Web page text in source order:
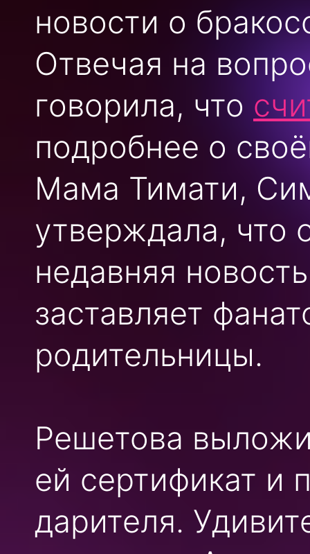
новости о
Отвечая на
говорила, что
подробнее о
Мама Тимати,
утверждала, что
недавняя
заставляет
родительницы.
Решетова
ей сертификат и
дарителя.